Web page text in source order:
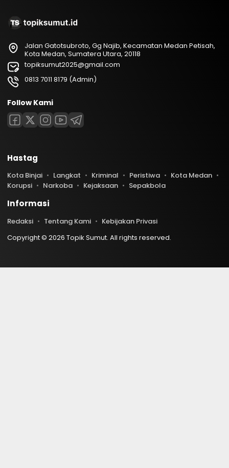
Jalan Gatotsubroto, Gg Najib, Kecamatan Medan Petisah,
Kota Medan, Sumatera Utara, 20118
topiksumut2025@gmail.com
0813 7011 8179 (Admin)
Follow Kami
Hastag
Kota Binjai Langkat Kriminal Peristiwa
Kota Medan
Korupsi
Narkoba Kejaksaan Sepakbola
Informasi
Redaksi Tentang Kami
Kebijakan Privasi
Copyright © 2026 Topik Sumut. All rights reserved.